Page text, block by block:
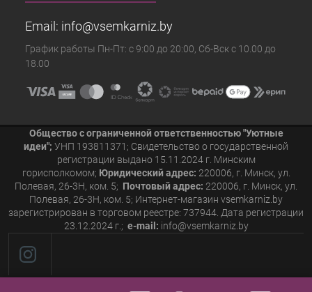
Email: info@vsemkarniz.by
График работы Пн-Пт: с 9:00 до 20:00, Сб-Вск с 10.00 до
18.00
Общество с ограниченной ответственностью "Уютные
идеи"; УНП 193811371; Свидетельство о государственной
регистрации выдано 15.11.2024 г. Минским
горисполкомом; Юридический адрес: 220006, г. Минск, ул.
Полевая, 26-3Н, ком. 5; Почтовый адрес: 220006, г. Минск, ул.
Полевая, 26-3Н, ком. 5; Интернет-магазин vsemkarniz.by
зарегистрирован в торговом реестре: 737944. Дата регистрации
23.12.2024 г.; e-mail: info@vsemkarniz.by